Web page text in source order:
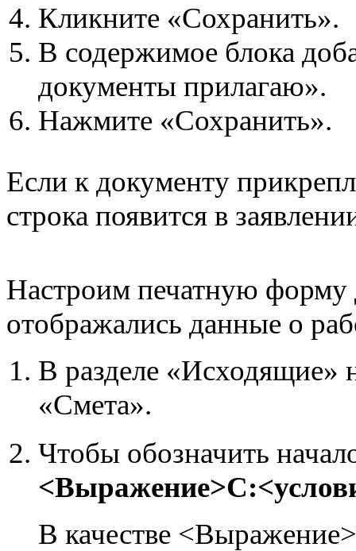
Кликните «Сохранить».
В содержимое блока
документы прилагаю».
Нажмите «Сохранить».
Если к документу
строка появится в
Настроим печатную форму
отображались данные о
В разделе «Исходящие»
«Смета».
Чтобы обозначить
В качестве